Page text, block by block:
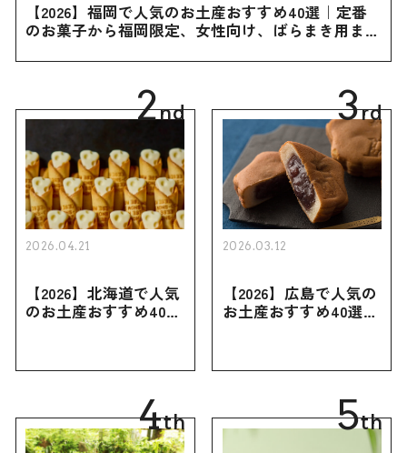
【2026】福岡で人気のお土産おすすめ40選｜定番
のお菓子から福岡限定、女性向け、ばらまき用まで
2nd
2026.04.21
【2026】北海道で人気
のお土産おすすめ40選
買えない限定品、女性
3rd
2026.03.12
【2026】広島で人気の
お土産おすすめ40選｜
き用、女性向けまで幅
4th 5th